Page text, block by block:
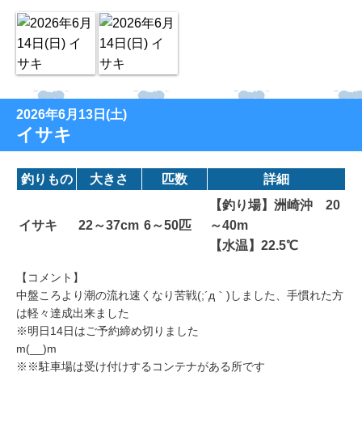
2026年6月13日(土)
イサキ
釣りもの 大きさ 匹数 詳細
イサキ 22～37cm 6～50匹
【釣り場】洲崎沖 20
～40m
【水温】22.5℃
【コメント】
中盤ころより潮の流れ速くなり苦戦(;´д｀)しました、手慣れた方
は軽々達成出来ました
※明日14日はご予約締め切りました
m(__)m
※※駐車場は受け付けするコンテナがある所です